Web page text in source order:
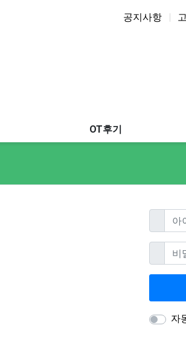
공지사항
OT후기
아이디
비밀번
자